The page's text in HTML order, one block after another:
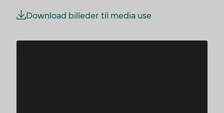
Download billeder til media use